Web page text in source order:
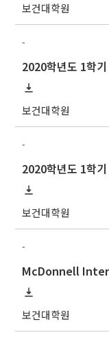
보건대학원
-
보건대학원
-
보건대학원
-
보건대학원